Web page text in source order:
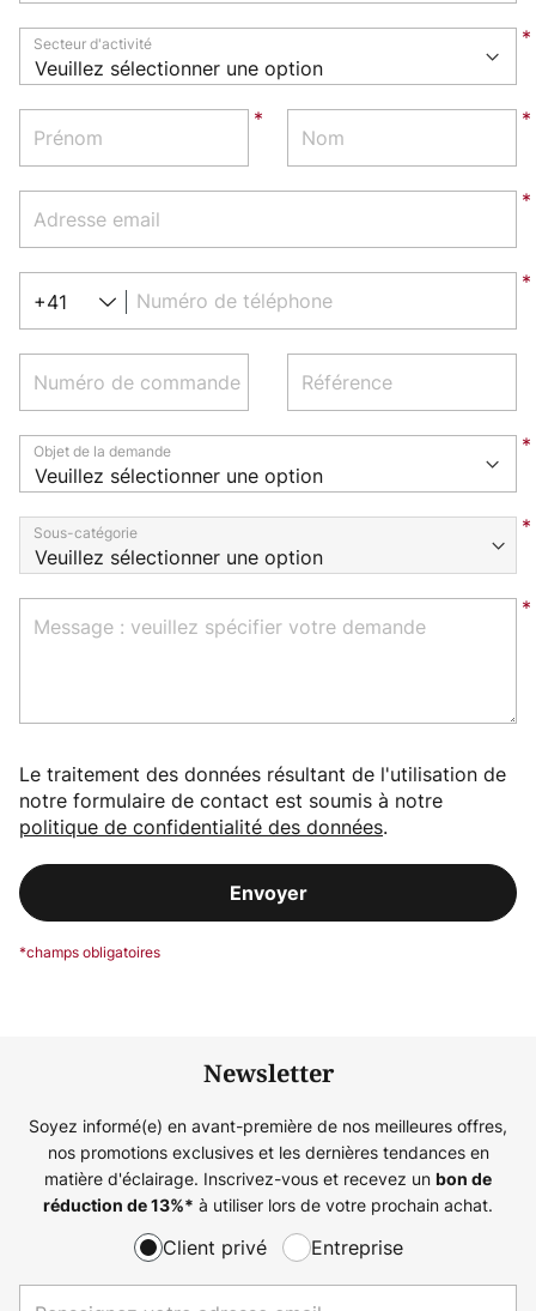
Secteur d'activité
Prénom Nom
Adresse email
Numéro de téléphone
+41
Numéro de commande Référence
Objet de la demande
Sous-catégorie
Message : veuillez spécifier votre demande
Le traitement des données résultant de l'utilisation de
notre formulaire de contact est soumis à notre
politique de confidentialité des données.
Envoyer
Newsletter
Soyez informé(e) en avant-première de nos meilleures offres,
nos promotions exclusives et les dernières tendances en
matière d'éclairage. Inscrivez-vous et recevez un bon de
réduction de13%* à utiliser lors de votre prochain achat.
Client privé Entreprise